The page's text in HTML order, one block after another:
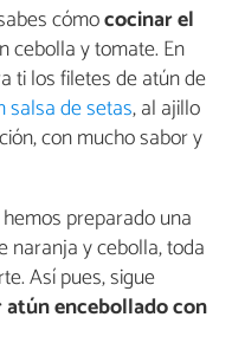
cómococinar el
cebolla y tomate. En
ti los filetes de atún de
salsa de setas, al ajillo
con mucho sabor y
preparado una
naranja y cebolla, toda
Así pues, sigue
encebollado con